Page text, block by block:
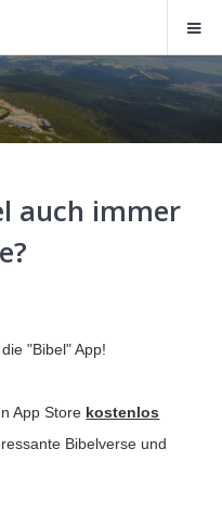
auch immer
"Bibel" App!
App Store kostenlos
Bibelverse und